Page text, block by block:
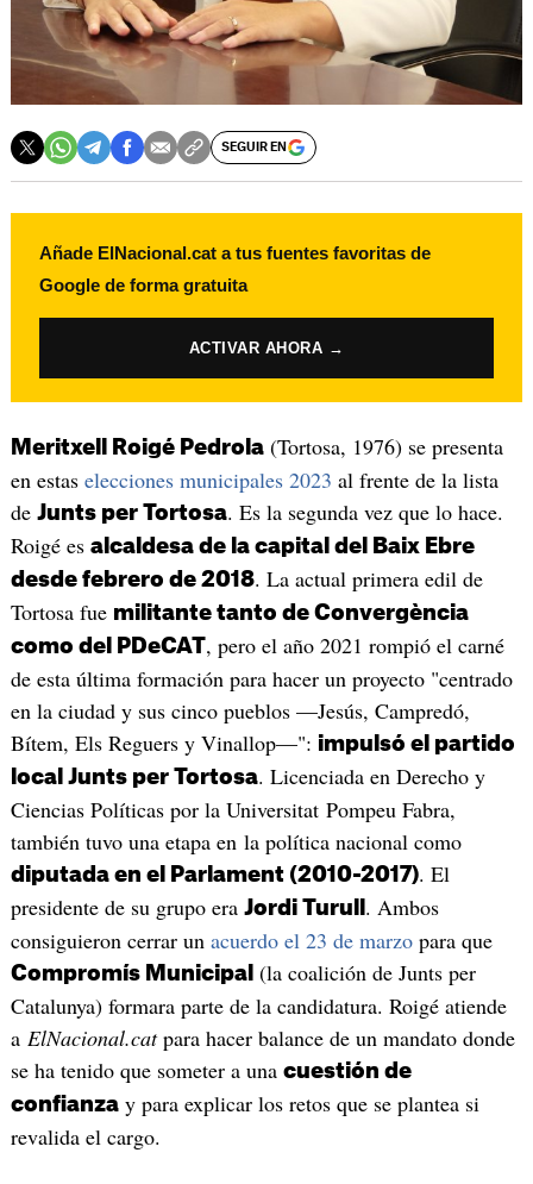
SEGUIR EN
Añade ElNacional.cat a tus fuentes favoritas de
Google de forma gratuita
ACTIVAR AHORA →
Meritxell Roigé Pedrola(Tortosa, 1976) se presenta
en estas elecciones municipales 2023 al frente de la lista
de Junts per Tortosa. Es la segunda vez que lo hace.
Roigé es alcaldesa de la capital del Baix Ebre
desde febrero de 2018. La actual primera edil de
Tortosa fue militante tanto de Convergència
como del PDeCAT, pero el año 2021 rompió el carné
de esta última formación para hacer un proyecto "centrado
en la ciudad y sus cinco pueblos —Jesús, Campredó,
Bítem, Els Reguers y Vinallop—": impulsó el partido
local Junts per Tortosa. Licenciada en Derecho y
Ciencias Políticas por la Universitat Pompeu Fabra,
también tuvo una etapa en la política nacional como
diputada en el Parlament (2010-2017). El
presidente de su grupo era Jordi Turull . Ambos
consiguieron cerrar un acuerdo el 23 de marzopara que
Compromís Municipal (la coalición de Junts per
Catalunya) formara parte de la candidatura. Roigé atiende
a ElNacional.catpara hacer balance de un mandato donde
se ha tenido que someter a una cuestión de
confianzay para explicar los retos que se plantea si
revalida el cargo.